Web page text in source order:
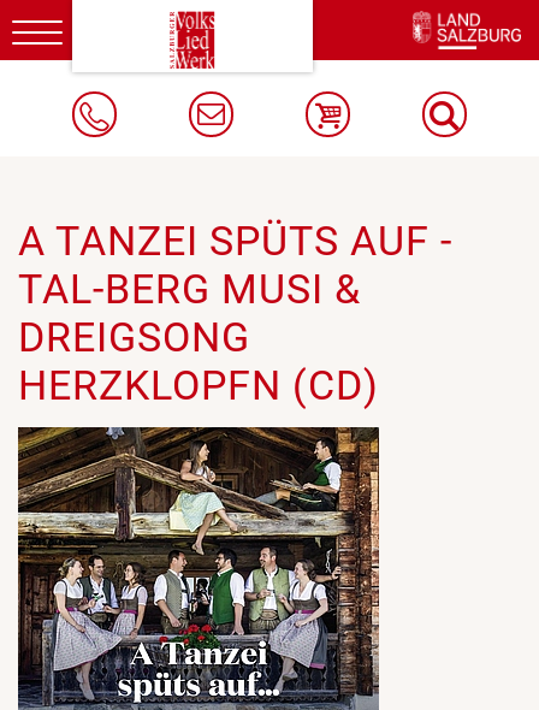
Toggle
navigation
A TANZEI SPÜTS AUF -
TAL-BERG MUSI &
DREIGSONG
HERZKLOPFN (CD)